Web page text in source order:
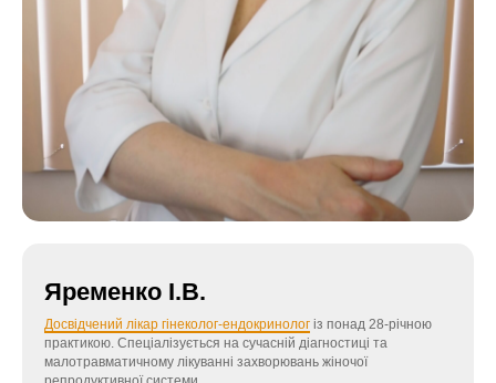
Яременко І.В.
Досвідчений лікар гінеколог-ендокринолог із понад 28-річною
практикою. Спеціалізується на сучасній діагностиці та
малотравматичному лікуванні захворювань жіночої